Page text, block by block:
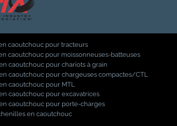
caoutchouc pour tracteurs
caoutchouc pour moissonneuses-batteuses
caoutchouc pour chariots à grain
caoutchouc pour chargeuses compactes/CTL
caoutchouc pour MTL
caoutchouc pour excavatrices
caoutchouc pour porte-charges
en caoutchouc